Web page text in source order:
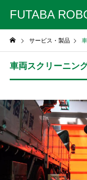
FUTABA
サービス・製品
車両スクリーニン